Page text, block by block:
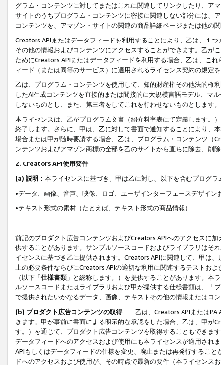
グラム・コンテンツに対してまたはこれに関連してリンクしたり、ア
サイトのうちプログラム・コンテンツに密接に関連しない部分には、
コンテンツを、アマゾン・サイトの関連の商品詳細ページまたは他の
Creators APIまたはデータフィードを利用することにより、乙は、１
その他の情報およびコンテンツにアクセスすることができます。乙が
ためにCreators APIまたはデータフィードを利用する場合、乙は、こ
ィード（または同等のサービス）に適用されるライセンス契約の規定
乙は、プログラム・コンテンツを使用して、知的財産権その他法的権
したAI生成コンテンツを直接的または間接的に大規模言語モデル、マ
しないものとし、また、第三者をしてこれを行わせないものとします。
本ライセンスは、乙がプログラム文書（紹介料率表にて定義します。
終了します。さらに、甲は、乙に対して書面で通知することにより、
場合または甲が随時要請する場合、乙は、プログラム・コンテンツ（
ンテンツおよびアマゾン商標の全部を乙のサイトから直ちに除去、削
2. Creators API使用要件
(a) 説明： 本ライセンスに基づき、甲は乙に対し、以下を含むプログ
•データ、画像、音声、映像、ロゴ、ユーザインターフェースデザイ
•テキスト形式の素材（たとえば、テキスト形式の商品情報）
前記のプロダクト広告コンテンツおよびCreators APIへのアクセスに
供することがあります。サンプルソースコードおよびライブラリはそ
イセンスに基づき乙に提供されます。Creators APIに関連して、甲は
上の必要条件ならびにCreators APIの適切な利用に関連するテストお
（以下「仕様書類」と総称します。）を提供することがあります。本
ルソースコードまたはライブラリおよび甲が提供する仕様書類は、「
で提供されたいかなるデータ、画像、テキストその他の情報またはコ
(b) プロダクト広告コンテンツの取得
乙は、Creators APIまたはPA
きます。甲が事前に書面による明示的な承認をした場合、乙は、甲が
す。）を通じて、プロダクト広告コンテンツを取得することもできま
データフィードへのアクセスおよび使用にも本ライセンスが適用され
APIもしくはデータフィードの仕様を変更、廃止または再発行するこ
ドへのアクセスおよび使用が、その時点で最新の要件（本ライセン